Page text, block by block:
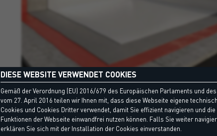
TERRASSE MIT POLYURETHAN-
ABDICHTUNGSSYSTEM
DIESE WEBSITE VERWENDET COOKIES
Gemäß der Verordnung (EU) 2016/679 des Europäischen Parlaments und
vom 27. April 2016 teilen wir Ihnen mit, dass diese Webseite eigene
Cookies und Cookies Dritter verwendet, damit Sie effizient navigieren und die
Funktionen der Webseite einwandfrei nutzen können. Falls Sie weiter
erklären Sie sich mit der Installation der Cookies einverstanden.